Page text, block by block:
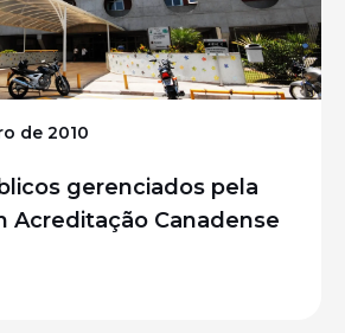
de 2010
gerenciados pela
Acreditação Canadense